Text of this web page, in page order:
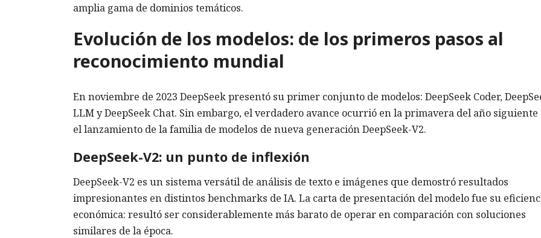
amplia gama de dominios temáticos.
Evolución de los modelos: de los primeros pasos al
reconocimiento mundial
En noviembre de 2023 DeepSeek presentó su primer conjunto de modelos: DeepSeek Coder,
LLM y DeepSeek Chat. Sin embargo, el verdadero avance ocurrió en la primavera del año siguiente
el lanzamiento de la familia de modelos de nueva generación DeepSeek-V2.
DeepSeek-V2: un punto de inflexión
DeepSeek-V2 es un sistema versátil de análisis de texto e imágenes que demostró resultados
impresionantes en distintos benchmarks de IA. La carta de presentación del modelo fue su
económica: resultó ser considerablemente más barato de operar en comparación con soluciones
similares de la época.